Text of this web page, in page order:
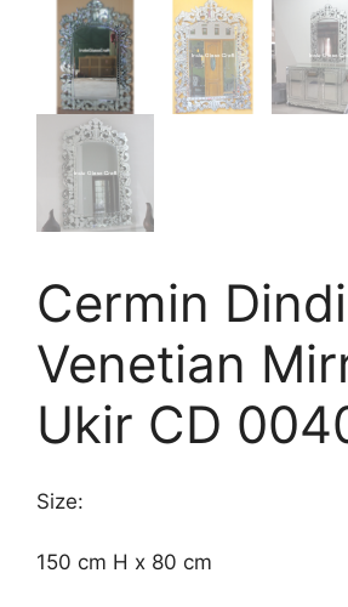
Cermin
Venetian
Ukir CD
Size:
150 cm H x 80 cm